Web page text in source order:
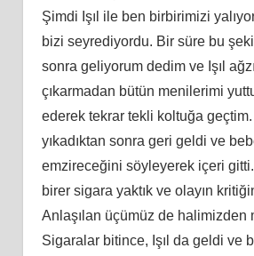
Şimdi Işıl ile ben birbirimizi
bizi seyrediyordu. Bir süre bu
sonra geliyorum dedim ve Işıl
çıkarmadan bütün menilerimi
ederek tekrar tekli koltuğa geçtim.
yıkadıktan sonra geri geldi ve
emzireceğini söyleyerek içeri
birer sigara yaktık ve olayın
Anlaşılan üçümüz de halimizden
Sigaralar bitince, Işıl da geldi ve